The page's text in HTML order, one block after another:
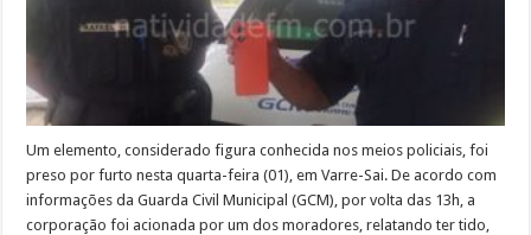
Sai
Um elemento, considerado figura conhecida nos meios policiais, foi
preso por furto nesta quarta-feira (01), em Varre-Sai. De acordo com
informações da Guarda Civil Municipal (GCM), por volta das 13h, a
corporação foi acionada por um dos moradores, relatando ter tido,